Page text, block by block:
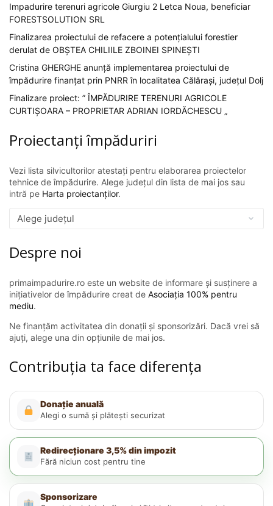
Impadurire terenuri agricole Giurgiu 2 Letca Noua, beneficiar
FORESTSOLUTION SRL
Finalizarea proiectului de refacere a potențialului forestier
derulat de OBȘTEA CHILIILE ZBOINEI SPINEȘTI
Cristina GHERGHE anunță implementarea proiectului de
împădurire finanțat prin PNRR în localitatea Călărași, județul Dolj
Finalizare proiect: ” ÎMPĂDURIRE TERENURI AGRICOLE
CURTIȘOARA – PROPRIETAR ADRIAN IORDĂCHESCU „
Proiectanți împăduriri
Vezi lista silvicultorilor atestați pentru elaborarea proiectelor
tehnice de împădurire. Alege județul din lista de mai jos sau
intră pe Harta proiectanților.
Despre noi
primaimpadurire.ro este un website de informare și susținere a
inițiativelor de împădurire creat de Asociația 100% pentru
mediu.
Ne finanțăm activitatea din donații și sponsorizări. Dacă vrei să
ajuți, alege una din opțiunile de mai jos.
Contribuția ta face diferența
Donație anuală
Alegi o sumă și plătești securizat
Redirecționare 3,5% din impozit
Fără niciun cost pentru tine
Sponsorizare